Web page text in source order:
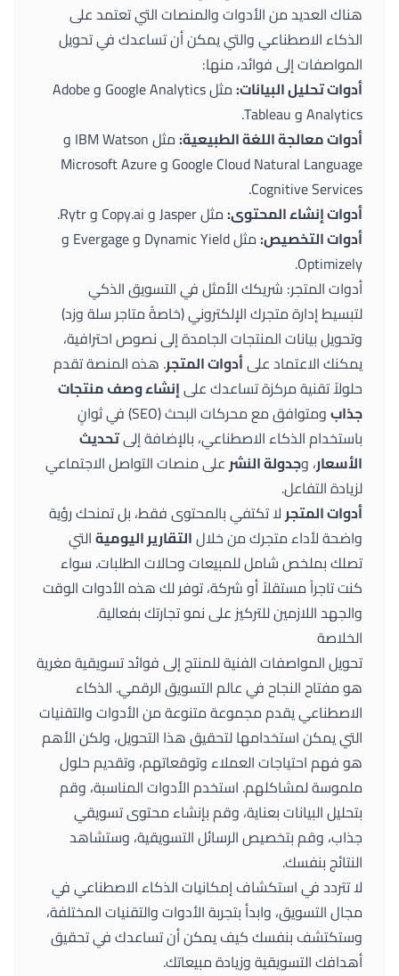
هناك العديد من الأدوات والمنصات التي تعتمد على
الذكاء الاصطناعي والتي يمكن أن تساعدك في تحويل
المواصفات إلى فوائد، منها:
أدوات تحليل البيانات:
مثل Google Analytics و Adobe
Analytics و Tableau.
أدوات معالجة اللغة الطبيعية:
مثل IBM Watson و
Google Cloud Natural Language و Microsoft Azure
Cognitive Services.
أدوات إنشاء المحتوى:مثل Jasper و Copy.ai و Rytr.
أدوات التخصيص:
مثل Dynamic Yield و Evergage و
Optimizely.
أدوات المتجر: شريكك الأمثل في التسويق الذكي
لتبسيط إدارة متجرك الإلكتروني (خاصةً متاجر سلة وزد)
وتحويل بيانات المنتجات الجامدة إلى نصوص احترافية،
يمكنك الاعتماد علىأدوات المتجر. هذه المنصة تقدم
حلولاً تقنية مركزة تساعدك علىإنشاء وصف منتجات
جذاب
ومتوافق مع محركات البحث (SEO) في ثوانٍ
باستخدام الذكاء الاصطناعي، بالإضافة إلىتحديث
الأسعار، وجدولة النشر على منصات التواصل الاجتماعي
لزيادة التفاعل.
أدوات المتجر لا تكتفي بالمحتوى فقط، بل تمنحك رؤية
واضحة لأداء متجرك من خلالالتقارير اليوميةالتي
تصلك بملخص شامل للمبيعات وحالات الطلبات. سواء
كنت تاجراً مستقلاً أو شركة، توفر لك هذه الأدوات الوقت
والجهد اللازمين للتركيز على نمو تجارتك بفعالية.
الخلاصة
تحويل المواصفات الفنية للمنتج إلى فوائد تسويقية مغرية
هو مفتاح النجاح في عالم التسويق الرقمي. الذكاء
الاصطناعي يقدم مجموعة متنوعة من الأدوات والتقنيات
التي يمكن استخدامها لتحقيق هذا التحويل، ولكن الأهم
هو فهم احتياجات العملاء وتوقعاتهم، وتقديم حلول
ملموسة لمشاكلهم. استخدم الأدوات المناسبة، وقم
بتحليل البيانات بعناية، وقم بإنشاء محتوى تسويقي
جذاب، وقم بتخصيص الرسائل التسويقية، وستشاهد
النتائج بنفسك.
لا تتردد في استكشاف إمكانيات الذكاء الاصطناعي في
مجال التسويق، وابدأ بتجربة الأدوات والتقنيات المختلفة،
وستكتشف بنفسك كيف يمكن أن تساعدك في تحقيق
أهدافك التسويقية وزيادة مبيعاتك.